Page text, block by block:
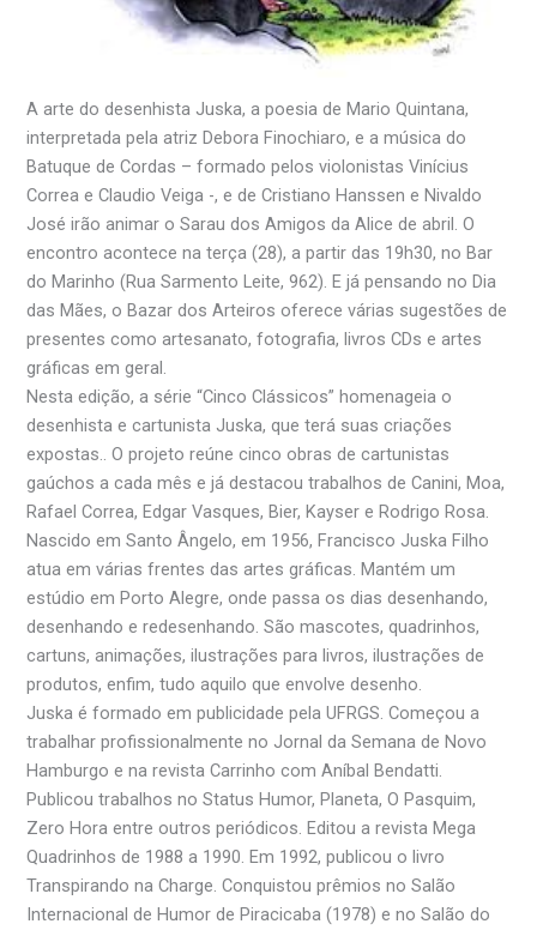
A arte do desenhista Juska, a poesia de Mario Quintana,
interpretada pela atriz Debora Finochiaro, e a música do
Batuque de Cordas – formado pelos violonistas Vinícius
Correa e Claudio Veiga -, e de Cristiano Hanssen e Nivaldo
José irão animar o Sarau dos Amigos da Alice de abril. O
encontro acontece na terça (28), a partir das 19h30, no Bar
do Marinho (Rua Sarmento Leite, 962). E já pensando no Dia
das Mães, o Bazar dos Arteiros oferece várias sugestões de
presentes como artesanato, fotografia, livros CDs e artes
gráficas em geral.
Nesta edição, a série “Cinco Clássicos” homenageia o
desenhista e cartunista Juska, que terá suas criações
expostas.. O projeto reúne cinco obras de cartunistas
gaúchos a cada mês e já destacou trabalhos de Canini, Moa,
Rafael Correa, Edgar Vasques, Bier, Kayser e Rodrigo Rosa.
Nascido em Santo Ângelo, em 1956, Francisco Juska Filho
atua em várias frentes das artes gráficas. Mantém um
estúdio em Porto Alegre, onde passa os dias desenhando,
desenhando e redesenhando. São mascotes, quadrinhos,
cartuns, animações, ilustrações para livros, ilustrações de
produtos, enfim, tudo aquilo que envolve desenho.
Juska é formado em publicidade pela UFRGS. Começou a
trabalhar profissionalmente no Jornal da Semana de Novo
Hamburgo e na revista Carrinho com Aníbal Bendatti.
Publicou trabalhos no Status Humor, Planeta, O Pasquim,
Zero Hora entre outros periódicos. Editou a revista Mega
Quadrinhos de 1988 a 1990. Em 1992, publicou o livro
Transpirando na Charge. Conquistou prêmios no Salão
Internacional de Humor de Piracicaba (1978) e no Salão do